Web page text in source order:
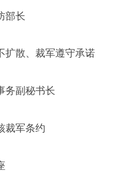
部长
扩散、裁军遵守承诺
务副秘书长
裁军条约